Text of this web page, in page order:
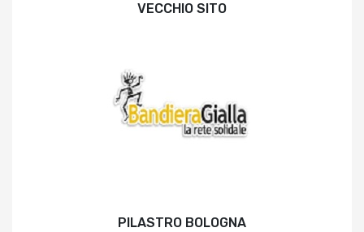
VECCHIO SITO
PILASTRO BOLOGNA